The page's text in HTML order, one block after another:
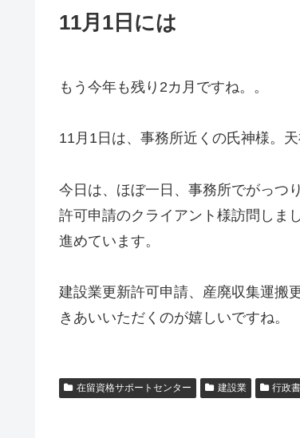
11月1日には
もう今年も残り2カ月ですね。。
11月1日は、事務所近くの氏神様。
今日は、ほぼ一日、事務所でがっつ
許可申請のクライアント様訪問しま
進めています。
建設業更新許可申請、産廃収集運搬
きあいいただくのが嬉しいですね。
在留資格サポートセンター 建設業 行政